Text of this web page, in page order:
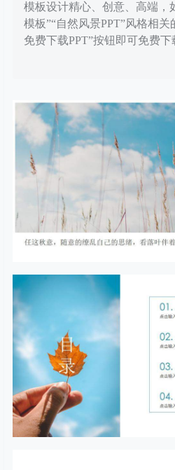
模板设计精心、创意、高端，
模板”“自然风景PPT”风格相
免费下载PPT”按钮即可免费下